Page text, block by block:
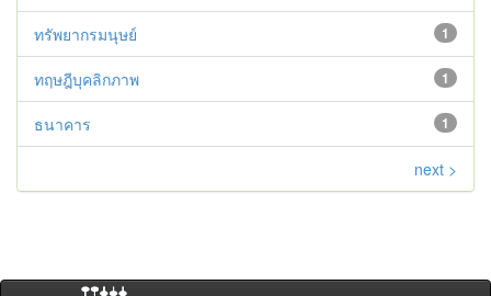
1
ทรัพยากรมนุษย์
1
ทฤษฎีบุคลิกภาพ
1
ธนาคาร
next >